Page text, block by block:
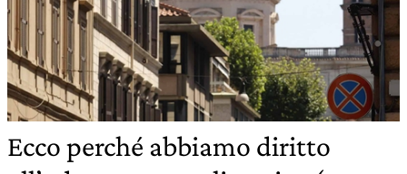
Ecco perché abbiamo diritto